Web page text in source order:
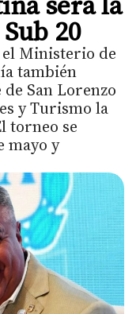
20
el Ministerio de
también
San Lorenzo
y Turismo la
torneo se
mayo y